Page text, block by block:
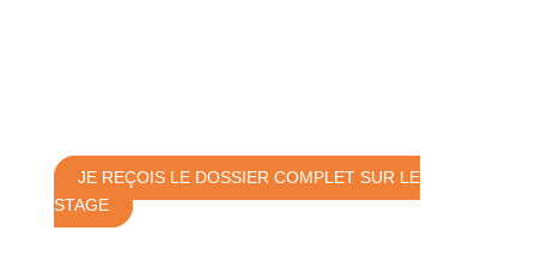
JE REÇOIS LE DOSSIER COMPLET SUR LE
STAGE